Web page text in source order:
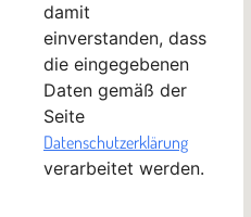
damit
einverstanden, dass
die eingegebenen
Daten gemäß der
Seite
Datenschutzerklärung
verarbeitet werden.